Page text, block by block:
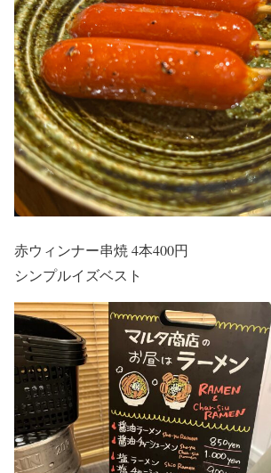
赤ウィンナー串焼 4本400円
シンプルイズベスト